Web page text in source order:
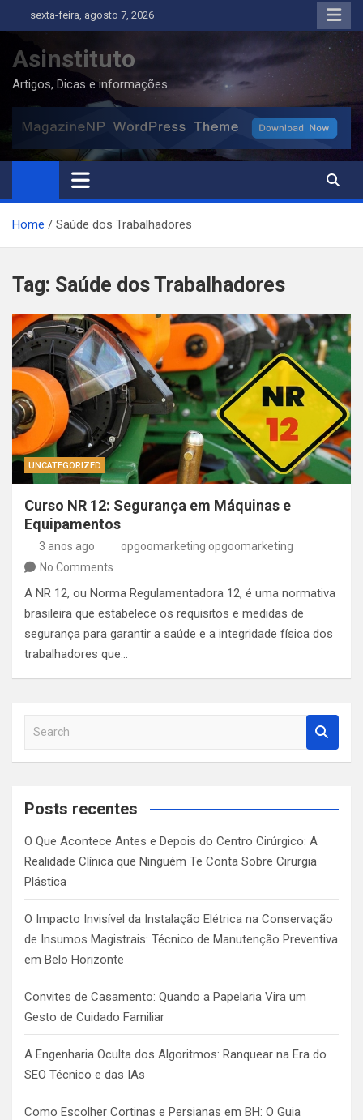
to
content
sexta-feira, agosto 7, 2026
Asinstituto
Artigos, Dicas e informações
Home Saúde dos Trabalhadores
Tag: Saúde dos Trabalhadores
UNCATEGORIZED
Curso NR 12: Segurança em Máquinas e
Equipamentos
3 anos ago
opgoomarketing opgoomarketing
No Comments
A NR 12, ou Norma Regulamentadora 12, é uma normativa
brasileira que estabelece os requisitos e medidas de
segurança para garantir a saúde e a integridade física dos
trabalhadores que…
a
c
Posts recentes
O Que Acontece Antes e Depois do Centro Cirúrgico: A
Realidade Clínica que Ninguém Te Conta Sobre Cirurgia
Plástica
O Impacto Invisível da Instalação Elétrica na Conservação
de Insumos Magistrais: Técnico de Manutenção Preventiva
em Belo Horizonte
Convites de Casamento: Quando a Papelaria Vira um
Gesto de Cuidado Familiar
A Engenharia Oculta dos Algoritmos: Ranquear na Era do
SEO Técnico e das IAs
Como Escolher Cortinas e Persianas em BH: O Guia